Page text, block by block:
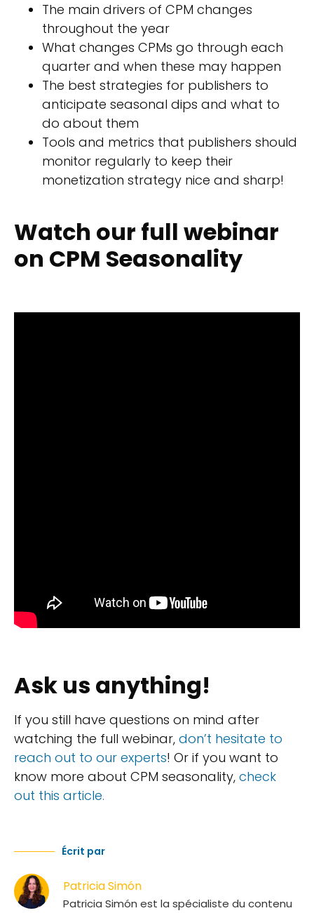
The main drivers of CPM changes
throughout the year
What changes CPMs go through each
quarter and when these may happen
The best strategies for publishers to
anticipate seasonal dips and what to
do about them
Tools and metrics that publishers should
monitor regularly to keep their
monetization strategy nice and sharp!
Watch our full webinar
on CPM Seasonality
Ask us anything!
If you still have questions on mind after
watching the full webinar, don’t hesitate to
reach out to our experts! Or if you want to
know more about CPM seasonality, check
out this article.
Écrit par
Patricia Simón
Patricia Simón est la spécialiste du contenu